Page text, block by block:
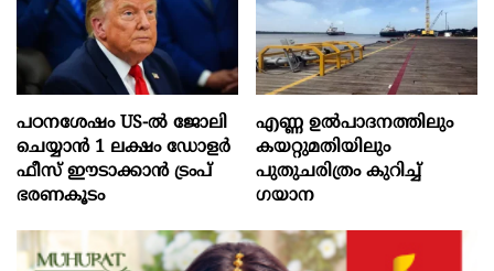
പഠനശേഷം US-ൽ ജോലി
ചെയ്യാൻ 1 ലക്ഷം ഡോളർ
ഫീസ് ഈടാക്കാൻ ട്രംപ്
ഭരണകൂടം
എണ്ണ ഉൽപാദനത്തിലും
കയറ്റുമതിയിലും
പുതുചരിത്രം കുറിച്ച്
ഗയാന